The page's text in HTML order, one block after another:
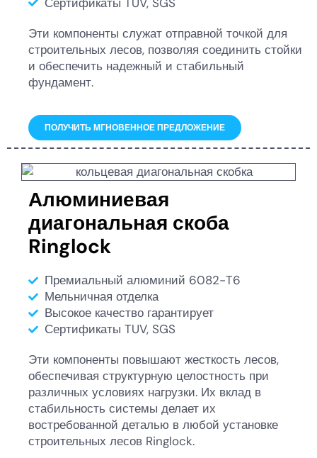
Эти компоненты служат отправной точкой для
строительных лесов, позволяя соединить стойки
и обеспечить надежный и стабильный
фундамент.
ПОЛУЧИТЬ МГНОВЕННОЕ ПРЕДЛОЖЕНИЕ
Алюминиевая
диагональная скоба
Ringlock
Премиальный алюминий 6082-T6
Мельничная отделка
Высокое качество гарантирует
Сертификаты TUV, SGS
Эти компоненты повышают жесткость лесов,
обеспечивая структурную целостность при
различных условиях нагрузки. Их вклад в
стабильность системы делает их
востребованной деталью в любой установке
строительных лесов Ringlock.